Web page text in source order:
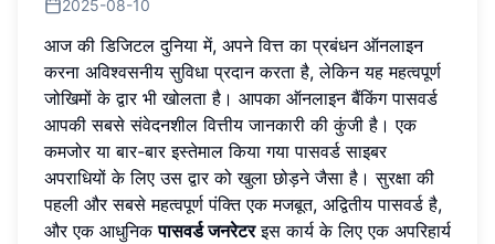
2025-08-10
आज की डिजिटल दुनिया में, अपने वित्त का प्रबंधन ऑनलाइन
करना अविश्वसनीय सुविधा प्रदान करता है, लेकिन यह महत्वपूर्ण
जोखिमों के द्वार भी खोलता है। आपका ऑनलाइन बैंकिंग पासवर्ड
आपकी सबसे संवेदनशील वित्तीय जानकारी की कुंजी है। एक
कमजोर या बार-बार इस्तेमाल किया गया पासवर्ड साइबर
अपराधियों के लिए उस द्वार को खुला छोड़ने जैसा है। सुरक्षा की
पहली और सबसे महत्वपूर्ण पंक्ति एक मजबूत, अद्वितीय पासवर्ड है,
और एक आधुनिकपासवर्ड जनरेटरइस कार्य के लिए एक अपरिहार्य